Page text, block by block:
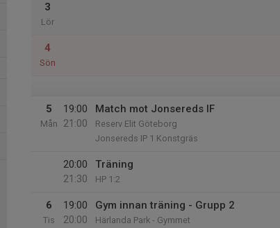
3
Lör
4
Sön
5
Mån
19:00
21:00
Match mot Jonsereds IF
Reserv Elit Göteborg
Jonsereds IP 1 Konstgräs
20:00
21:30
Träning
HP 1:2
6
Tis
19:00
20:00
Gym innan träning - Grupp 2
Härlanda Park - Gymmet